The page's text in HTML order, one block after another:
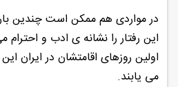
در مواردی هم ممکن است چندین
این رفتار را نشانه ی ادب و
اولین روزهای اقامتشان در ایران
می یابند.